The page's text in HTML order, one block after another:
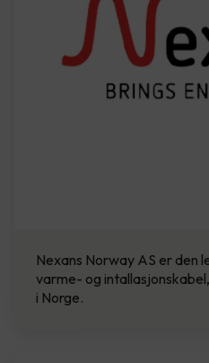
Nexans Norway AS er den
varme- og
i Norge.